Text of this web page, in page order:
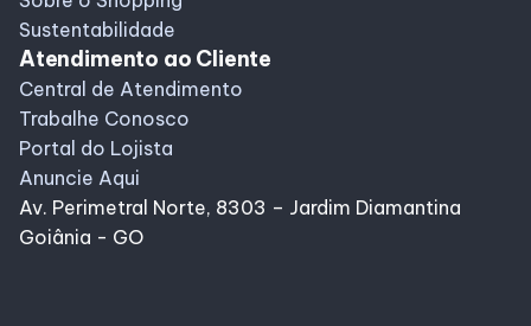
Sustentabilidade
Atendimento ao Cliente
Central de Atendimento
Trabalhe Conosco
Portal do Lojista
Anuncie Aqui
Av. Perimetral Norte, 8303 – Jardim Diamantina
Goiânia - GO